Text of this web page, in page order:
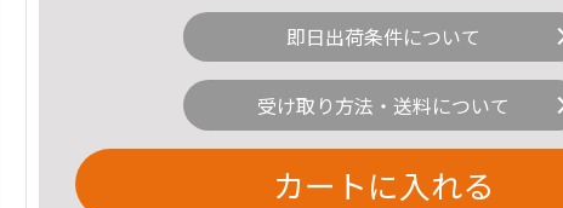
即日出荷条件について
受け取り方法・送料について
カートに入れる